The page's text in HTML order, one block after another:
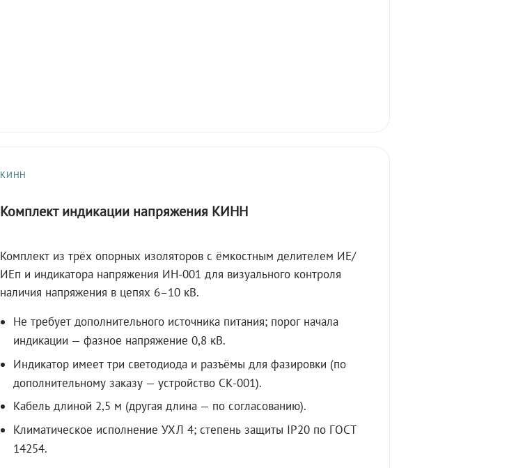
КИНН
Комплект индикации напряжения КИНН
Комплект из трёх опорных изоляторов с ёмкостным делителем ИЕ/
ИЕп и индикатора напряжения ИН-001 для визуального контроля
наличия напряжения в цепях 6–10 кВ.
Не требует дополнительного источника питания; порог начала
индикации — фазное напряжение 0,8 кВ.
Индикатор имеет три светодиода и разъёмы для фазировки (по
дополнительному заказу — устройство СК-001).
Кабель длиной 2,5 м (другая длина — по согласованию).
Климатическое исполнение УХЛ 4; степень защиты IP20 по ГОСТ
14254.